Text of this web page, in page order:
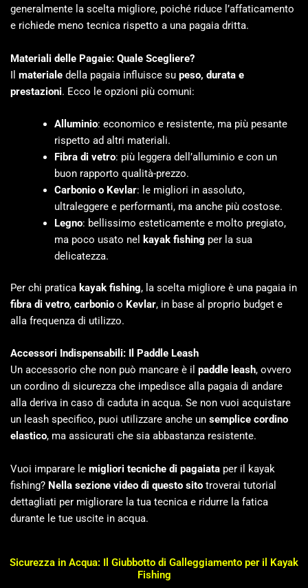
generalmente la scelta migliore, poiché riduce l’affaticamento
e richiede meno tecnica rispetto a una pagaia dritta.
Materiali delle Pagaie: Quale Scegliere?
Il materiale della pagaia influisce su peso, durata e
prestazioni. Ecco le opzioni più comuni:
Alluminio: economico e resistente, ma più pesante
rispetto ad altri materiali.
Fibra di vetro: più leggera dell’alluminio e con un
buon rapporto qualità-prezzo.
Carbonio o Kevlar: le migliori in assoluto,
ultraleggere e performanti, ma anche più costose.
Legno: bellissimo esteticamente e molto pregiato,
ma poco usato nel
kayak fishing per la sua
delicatezza.
Per chi pratica kayak fishing, la scelta migliore è una pagaia in
fibra di vetro, carbonio o Kevlar, in base al proprio budget e
alla frequenza di utilizzo.
Accessori Indispensabili: Il Paddle Leash
Un accessorio che non può mancare è il paddle leash, ovvero
un cordino di sicurezza che impedisce alla pagaia di andare
alla deriva in caso di caduta in acqua. Se non vuoi acquistare
un leash specifico, puoi utilizzare anche un semplice cordino
elastico, ma assicurati che sia abbastanza resistente.
Vuoi imparare le migliori tecniche di pagaiata per il kayak
fishing? Nella sezione video di questo sito troverai tutorial
dettagliati per migliorare la tua tecnica e ridurre la fatica
durante le tue uscite in acqua.
Sicurezza in Acqua: Il Giubbotto di Galleggiamento per il Kayak
Fishing